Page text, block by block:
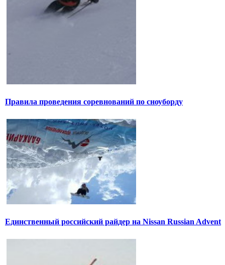
Правила проведения соревнований по сноуборду
Единственный российский райдер на Nissan Russian Advent